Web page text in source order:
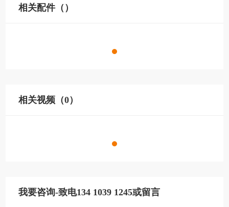
相关配件（）
相关视频（0）
我要咨询-致电134 1039 1245或留言